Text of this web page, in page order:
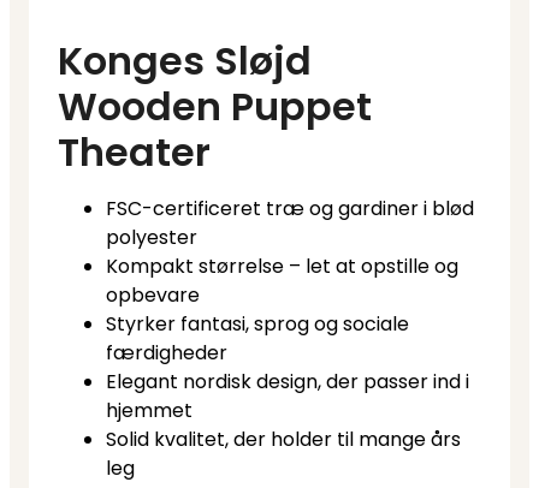
Konges Sløjd
Wooden Puppet
Theater
FSC-certificeret træ og gardiner i blød
polyester
Kompakt størrelse – let at opstille og
opbevare
Styrker fantasi, sprog og sociale
færdigheder
Elegant nordisk design, der passer ind i
hjemmet
Solid kvalitet, der holder til mange års
leg